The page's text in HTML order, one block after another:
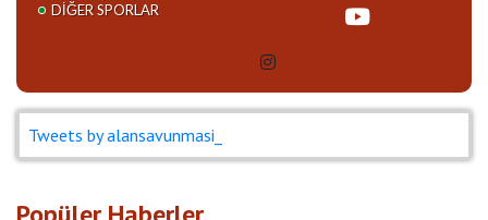
DIĞER SPORLAR
Tweets by alansavunmasi_